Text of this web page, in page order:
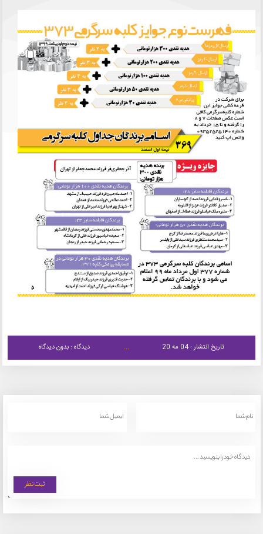
تاریخ انتشار : 04 مه 20 دیدگاه : بدون دیدگاه